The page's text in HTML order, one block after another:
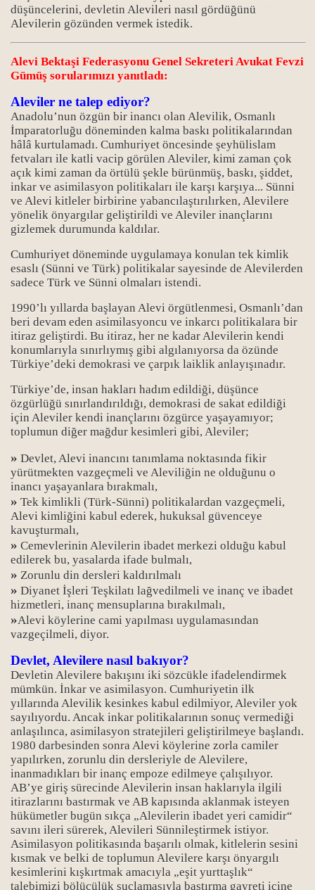
düşüncelerini, devletin Alevileri nasıl gördüğünü
Alevilerin gözünden vermek istedik.
Alevi Bektaşi Federasyonu Genel Sekreteri Avukat Fevzi
Gümüş sorularımızı yanıtladı:
Aleviler ne talep ediyor?
Anadolu’nun özgün bir inancı olan Alevilik, Osmanlı
İmparatorluğu döneminden kalma baskı politikalarından
hâlâ kurtulamadı. Cumhuriyet öncesinde şeyhülislam
fetvaları ile katli vacip görülen Aleviler, kimi zaman çok
açık kimi zaman da örtülü şekle bürünmüş, baskı, şiddet,
inkar ve asimilasyon politikaları ile karşı karşıya... Sünni
ve Alevi kitleler birbirine yabancılaştırılırken, Alevilere
yönelik önyargılar geliştirildi ve Aleviler inançlarını
gizlemek durumunda kaldılar.
Cumhuriyet döneminde uygulamaya konulan tek kimlik
esaslı (Sünni ve Türk) politikalar sayesinde de Alevilerden
sadece Türk ve Sünni olmaları istendi.
1990’lı yıllarda başlayan Alevi örgütlenmesi, Osmanlı’dan
beri devam eden asimilasyoncu ve inkarcı politikalara bir
itiraz geliştirdi. Bu itiraz, her ne kadar Alevilerin kendi
konumlarıyla sınırlıymış gibi algılanıyorsa da özünde
Türkiye’deki demokrasi ve çarpık laiklik anlayışınadır.
Türkiye’de, insan hakları hadım edildiği, düşünce
özgürlüğü sınırlandırıldığı, demokrasi de sakat edildiği
için Aleviler kendi inançlarını özgürce yaşayamıyor;
toplumun diğer mağdur kesimleri gibi, Aleviler;
» Devlet, Alevi inancını tanımlama noktasında fikir
yürütmekten vazgeçmeli ve Aleviliğin ne olduğunu o
inancı yaşayanlara bırakmalı,
» Tek kimlikli (Türk-Sünni) politikalardan vazgeçmeli,
Alevi kimliğini kabul ederek, hukuksal güvenceye
kavuşturmalı,
» Cemevlerinin Alevilerin ibadet merkezi olduğu kabul
edilerek bu, yasalarda ifade bulmalı,
» Zorunlu din dersleri kaldırılmalı
» Diyanet İşleri Teşkilatı lağvedilmeli ve inanç ve ibadet
hizmetleri, inanç mensuplarına bırakılmalı,
»Alevi köylerine cami yapılması uygulamasından
vazgeçilmeli, diyor.
Devlet, Alevilere nasıl bakıyor?
Devletin Alevilere bakışını iki sözcükle ifadelendirmek
mümkün. İnkar ve asimilasyon. Cumhuriyetin ilk
yıllarında Alevilik kesinkes kabul edilmiyor, Aleviler yok
sayılıyordu. Ancak inkar politikalarının sonuç vermediği
anlaşılınca, asimilasyon stratejileri geliştirilmeye başlandı.
1980 darbesinden sonra Alevi köylerine zorla camiler
yapılırken, zorunlu din dersleriyle de Alevilere,
inanmadıkları bir inanç empoze edilmeye çalışılıyor.
AB’ye giriş sürecinde Alevilerin insan haklarıyla ilgili
itirazlarını bastırmak ve AB kapısında aklanmak isteyen
hükümetler bugün sıkça „Alevilerin ibadet yeri camidir“
savını ileri sürerek, Alevileri Sünnileştirmek istiyor.
Asimilasyon politikasında başarılı olmak, kitlelerin sesini
kısmak ve belki de toplumun Alevilere karşı önyargılı
kesimlerini kışkırtmak amacıyla „eşit yurttaşlık“
talebimizi bölücülük suçlamasıyla bastırma gayreti içine